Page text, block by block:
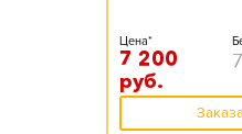
Цена*
7 200
руб.